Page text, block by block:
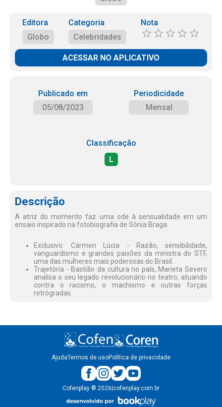
Editora
Globo
Categoria
Celebridades
Nota
ACESSAR NO APLICATIVO
Publicado em
05/08/2023
Periodicidade
Mensal
Classificação
L
Descrição
A atriz do momento faz uma ode à sensualidade em um
ensaio inspirado na fotobiografia de Sônia Braga.
Exclusivo: Cármen Lúcia - Razão, sensibilidade,
vanguardismo e grandes paixões da ministra do STF,
uma das mulheres mais poderosas do Brasil.
Trajetória - Bastião da cultura no país, Marieta Severo
analisa o seu legado revolucionário no teatro, atuando
contra o racismo, o machismo e outras forças
retrógradas.
AjudaTermos de usoPolítica de privacidade
Cofenplay ® 2026 cofenplay.com.br